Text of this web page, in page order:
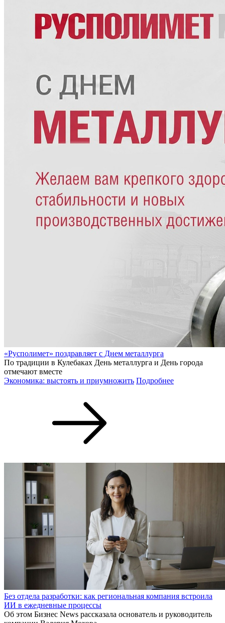
«Русполимет» поздравляет с Днем металлурга
По традиции в Кулебаках День металлурга и День города
отмечают вместе
Экономика: выстоять и приумножить Подробнее
Без отдела разработки: как региональная компания встроила
ИИ в ежедневные процессы
Об этом Бизнес News рассказала основатель и руководитель